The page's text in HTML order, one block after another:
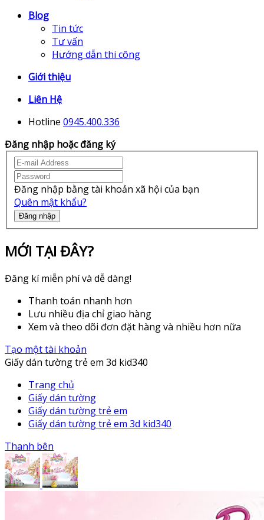
Blog
Tin tức
Tư vấn
Hướng dẫn thi công
Giới thiệu
Liên Hệ
Hotline 0945.400.336
Đăng nhập hoặc đăng ký
Đăng nhập bằng tài khoản xã hội của bạn
Quên mật khẩu?
Đăng nhập
MỚI TẠI ĐÂY?
Đăng kí miễn phí và dễ dàng!
Thanh toán nhanh hơn
Lưu nhiều địa chỉ giao hàng
Xem và theo dõi đơn đặt hàng và nhiều hơn nữa
Tạo một tài khoản
Giấy dán tường trẻ em 3d kid340
Trang chủ
Giấy dán tường
Giấy dán tường trẻ em
Giấy dán tường trẻ em 3d kid340
Thanh bên